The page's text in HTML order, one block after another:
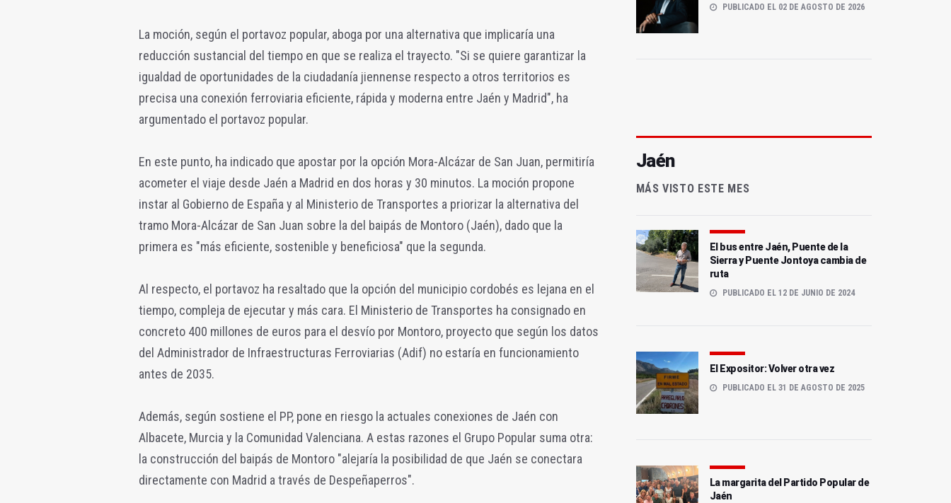
La moción, según el portavoz popular, aboga por una alternativa que implicaría una
reducción sustancial del tiempo en que se realiza el trayecto. "Si se quiere garantizar la
igualdad de oportunidades de la ciudadanía jiennense respecto a otros territorios es
precisa una conexión ferroviaria eficiente, rápida y moderna entre Jaén y Madrid", ha
argumentado el portavoz popular.
En este punto, ha indicado que apostar por la opción Mora-Alcázar de San Juan, permitiría
acometer el viaje desde Jaén a Madrid en dos horas y 30 minutos. La moción propone
instar al Gobierno de España y al Ministerio de Transportes a priorizar la alternativa del
tramo Mora-Alcázar de San Juan sobre la del baipás de Montoro (Jaén), dado que la
primera es "más eficiente, sostenible y beneficiosa" que la segunda.
Al respecto, el portavoz ha resaltado que la opción del municipio cordobés es lejana en el
tiempo, compleja de ejecutar y más cara. El Ministerio de Transportes ha consignado en
concreto 400 millones de euros para el desvío por Montoro, proyecto que según los datos
del Administrador de Infraestructuras Ferroviarias (Adif) no estaría en funcionamiento
antes de 2035.
Además, según sostiene el PP, pone en riesgo la actuales conexiones de Jaén con
Albacete, Murcia y la Comunidad Valenciana. A estas razones el Grupo Popular suma otra:
la construcción del baipás de Montoro "alejaría la posibilidad de que Jaén se conectara
directamente con Madrid a través de Despeñaperros".
PUBLICADO EL 02 DE AGOSTO DE 2026
Jaén
MÁS VISTO ESTE MES
El bus entre Jaén, Puente de la
Sierra y Puente Jontoya cambia de
ruta
PUBLICADO EL 12 DE JUNIO DE 2024
El Expositor: Volver otra vez
PUBLICADO EL 31 DE AGOSTO DE 2025
La margarita del Partido Popular de
Jaén